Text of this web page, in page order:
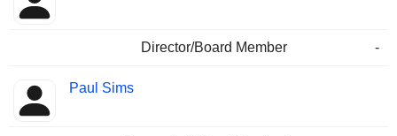
Director/Board Member -
Paul Sims